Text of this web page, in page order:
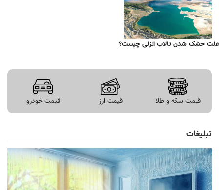
علت خشک شدن تالاب انزلی چیست؟
قیمت سکه و طلا قیمت ارز قیمت خودرو
تبلیغات